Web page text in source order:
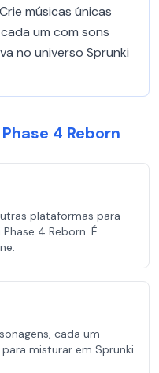
músicas únicas
um com sons
no universo Sprunki
4 Reborn
plataformas para
4 Reborn. É
cada um
misturar em Sprunki